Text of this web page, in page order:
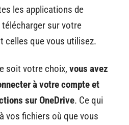
les applications de
sur votre
celles que vous utilisez.
soit votre choix, vous avez
à votre compte et
sur OneDrive. Ce qui
vos fichiers où que vous